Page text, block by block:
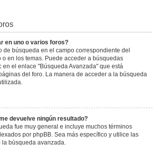
en uno o varios foros?
de búsqueda en el campo correspondiente del
o en los temas. Puede acceder a búsquedas
el enlace "Búsqueda Avanzada" que está
del foro. La manera de acceder a la búsqueda
devuelve ningún resultado?
fue muy general e incluye muchos términos
por phpBB. Sea más específico y utilice las
búsqueda avanzada.